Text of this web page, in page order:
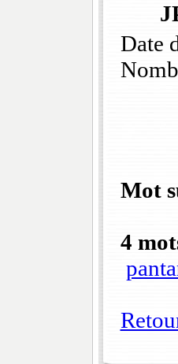
Date
Mot
4